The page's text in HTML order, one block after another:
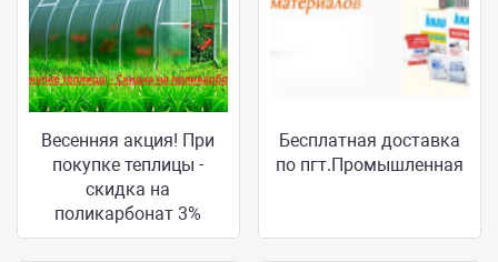
Весенняя акция! При
покупке теплицы -
скидка на
поликарбонат 3%
Бесплатная доставка
по пгт.Промышленная